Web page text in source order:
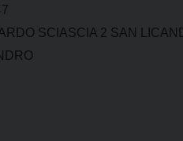
SCIASCIA 2 SAN